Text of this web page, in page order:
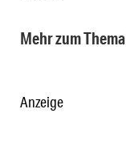
Mehr zum Thema
Anzeige